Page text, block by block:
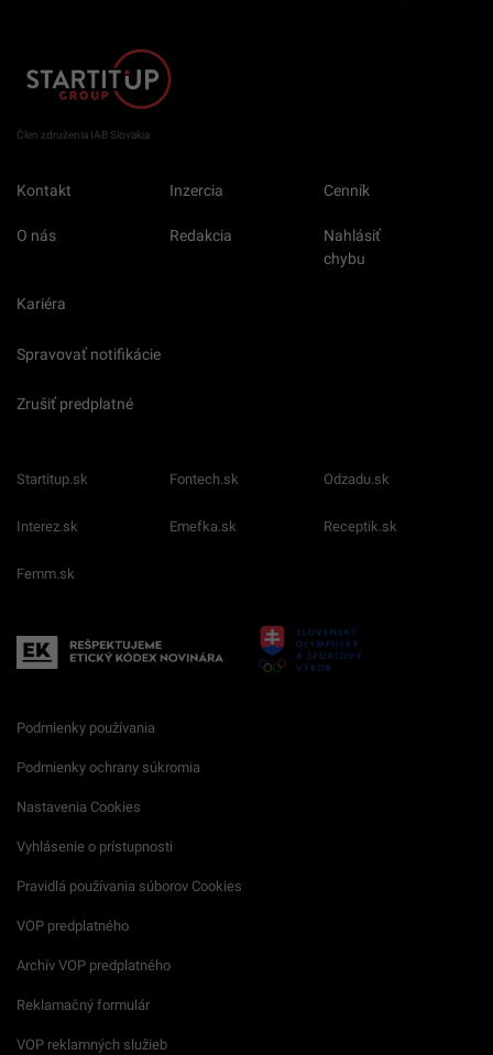
Člen združenia IAB Slovakia
Kontakt Inzercia Cenník
O nás Redakcia
Nahlásiť
chybu
Kariéra
Spravovať notifikácie
Zrušiť predplatné
Startitup.sk Fontech.sk Odzadu.sk
Interez.sk Emefka.sk Receptik.sk
Femm.sk
Podmienky používania
Podmienky ochrany súkromia
Nastavenia Cookies
Vyhlásenie o prístupnosti
Pravidlá používania súborov Cookies
VOP predplatného
Archív VOP predplatného
Reklamačný formulár
VOP reklamných služieb